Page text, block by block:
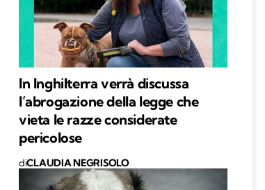
In Inghilterra verrà discussa
l’abrogazione della legge che
vieta le razze considerate
pericolose
diCLAUDIA NEGRISOLO